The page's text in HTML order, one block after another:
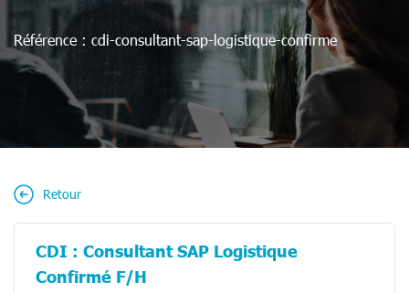
Référence : cdi-consultant-sap-logistique-confirme
Retour
CDI : Consultant SAP Logistique
Confirmé F/H